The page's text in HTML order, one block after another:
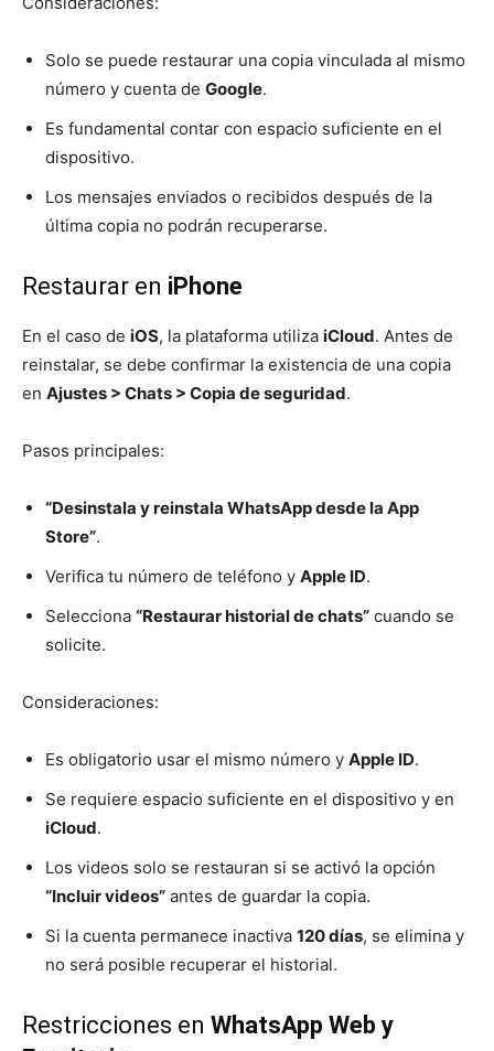
Solo se puede restaurar una copia vinculada al mismo
número y cuenta de Google.
Es fundamental contar con espacio suficiente en el
dispositivo.
Los mensajes enviados o recibidos después de la
última copia no podrán recuperarse.
Restaurar en iPhone
En el caso de iOS, la plataforma utiliza iCloud. Antes de
reinstalar, se debe confirmar la existencia de una copia
en Ajustes > Chats > Copia de seguridad.
Pasos principales:
“Desinstala y reinstala WhatsApp desde la App
Store”.
Verifica tu número de teléfono y Apple ID.
Selecciona “Restaurar historial de chats” cuando se
solicite.
Consideraciones:
Es obligatorio usar el mismo número y Apple ID.
Se requiere espacio suficiente en el dispositivo y en
iCloud.
Los videos solo se restauran si se activó la opción
“Incluir videos” antes de guardar la copia.
Si la cuenta permanece inactiva 120 días, se elimina y
no será posible recuperar el historial.
Restricciones en WhatsApp Web y